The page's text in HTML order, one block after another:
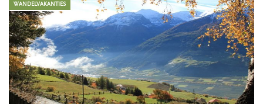
WANDELVAKANTIES